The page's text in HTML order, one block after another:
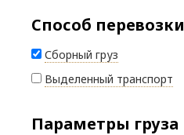
Способ перевозки
Сборный груз
Выделенный транспорт
Параметры груза